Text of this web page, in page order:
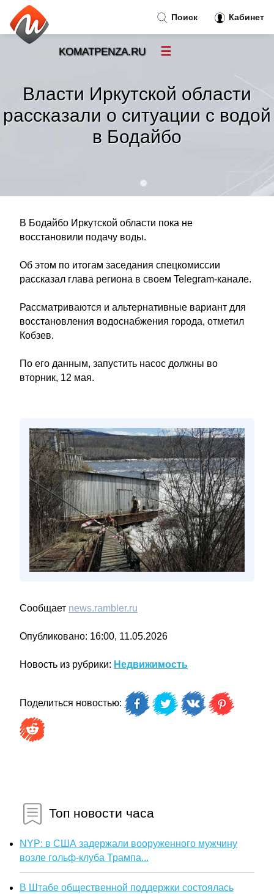
Власти Иркутской области
рассказали о ситуации с водой
в Бодайбо
В Бодайбо Иркутской области пока не
восстановили подачу воды.
Об этом по итогам заседания спецкомиссии
рассказал глава региона в своем Telegram-канале.
Рассматриваются и альтернативные вариант для
восстановления водоснабжения города, отметил
Кобзев.
По его данным, запустить насос должны во
вторник, 12 мая.
Сообщает news.rambler.ru
Опубликовано: 16:00, 11.05.2026
Новость из рубрики: Недвижимость
Поделиться новостью:
Топ новости часа
NYP: в США задержали вооруженного мужчину
возле гольф-клуба Трампа...
В Штабе общественной поддержки состоялась
Поиск Кабинет
KOMATPENZA.RU ☰
Новости»
Тренды новостей »